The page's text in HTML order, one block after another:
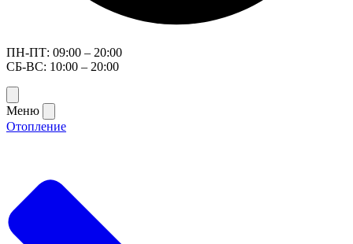
ПН-ПТ: 09:00 – 20:00
СБ-ВС: 10:00 – 20:00
Меню
Отопление